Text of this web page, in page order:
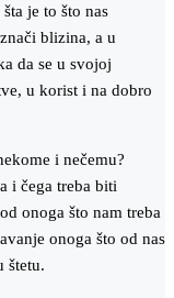
je to što nas
blizina, a u
da se u svojoj
u korist i na dobro
i nečemu?
i čega treba biti
onoga što nam treba
onoga što od nas
štetu.